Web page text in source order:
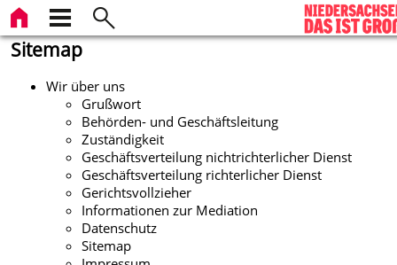
Sitemap
Wir über uns
Grußwort
Behörden- und Geschäftsleitung
Zuständigkeit
Geschäftsverteilung nichtrichterlicher Dienst
Geschäftsverteilung richterlicher Dienst
Gerichtsvollzieher
Informationen zur Mediation
Datenschutz
Sitemap